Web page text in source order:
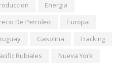
Energia
De Petroleo
Europa
Gasolina
Fracking
Rubiales
Nueva York